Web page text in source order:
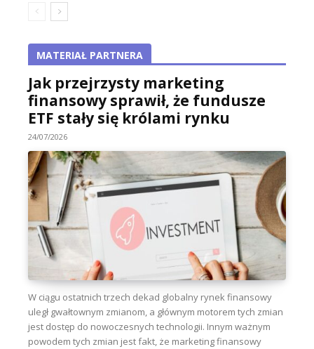
MATERIAŁ PARTNERA
Jak przejrzysty marketing
finansowy sprawił, że fundusze
ETF stały się królami rynku
24/07/2026
W ciągu ostatnich trzech dekad globalny rynek finansowy
uległ gwałtownym zmianom, a głównym motorem tych zmian
jest dostęp do nowoczesnych technologii. Innym ważnym
powodem tych zmian jest fakt, że marketing finansowy